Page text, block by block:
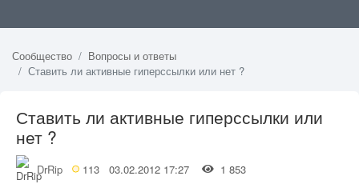
Сообщество
Вопросы и ответы
Ставить ли активные гиперссылки или нет ?
Ставить ли активные гиперссылки или
нет ?
DrRip 113 03.02.2012 17:27 1 853